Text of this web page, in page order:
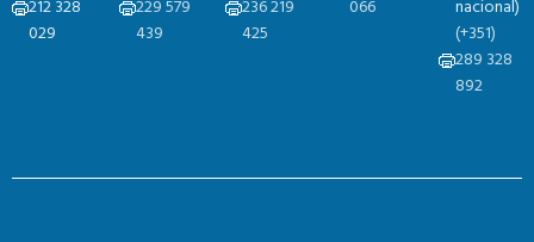
212 328
029
229 579
439
236 219
425
066
nacional)
(+351)
289 328
892